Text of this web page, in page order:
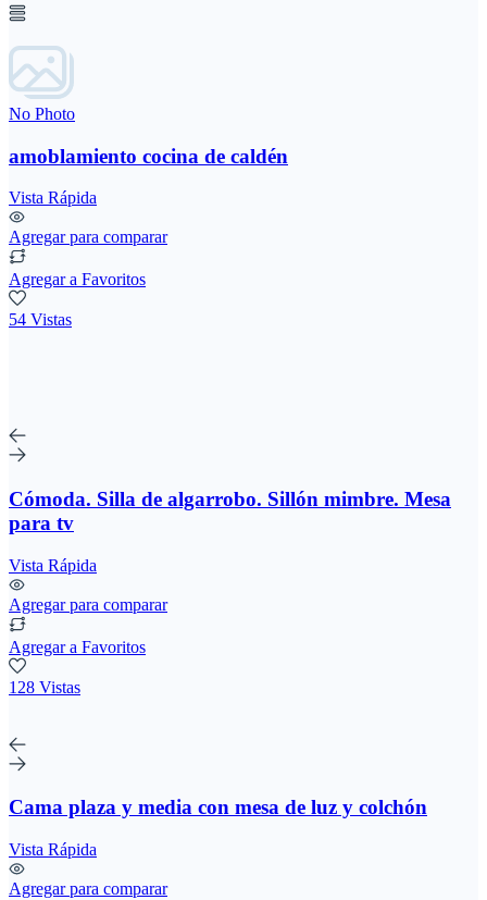
No Photo
amoblamiento cocina de caldén
Vista Rápida
Agregar para comparar
Agregar a Favoritos
54 Vistas
Cómoda. Silla de algarrobo. Sillón mimbre. Mesa
para tv
Vista Rápida
Agregar para comparar
Agregar a Favoritos
128 Vistas
Cama plaza y media con mesa de luz y colchón
Vista Rápida
Agregar para comparar